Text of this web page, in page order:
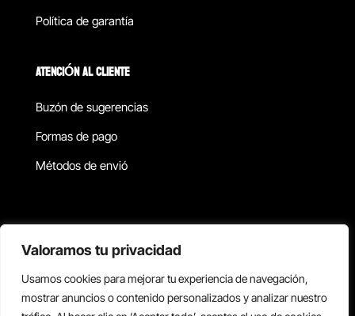
Valoramos tu privacidad
Usamos cookies para mejorar tu experiencia de navegación,
mostrar anuncios o contenido personalizados y analizar nuestro
Política de garantía
ATENCIÓN AL CLIENTE
Buzón de sugerencias
Formas de pago
Métodos de envió
Copyright © 2026 Reisix. Todos los derechos reservados.